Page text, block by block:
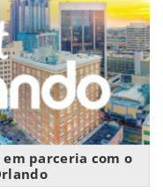
parceria com o